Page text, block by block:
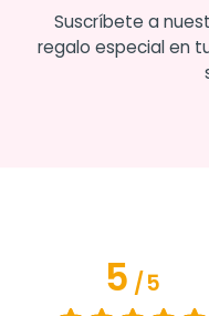
Suscríbete a
regalo especial en
5/5